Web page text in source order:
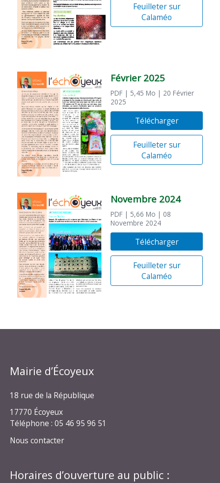
Feuilleter sur
Calaméo
Février 2025
PDF | 5,45 Mo | 20 Février
2025
Télécharger
Feuilleter sur
Calaméo
Novembre 2024
PDF | 5,66 Mo | 08
Novembre 2024
Télécharger
Feuilleter sur
Calaméo
Mairie d’Écoyeux
18 rue de la République
17770 Écoyeux
Téléphone : 05 46 95 96 51
Nous contacter
Horaires d’ouverture au public :